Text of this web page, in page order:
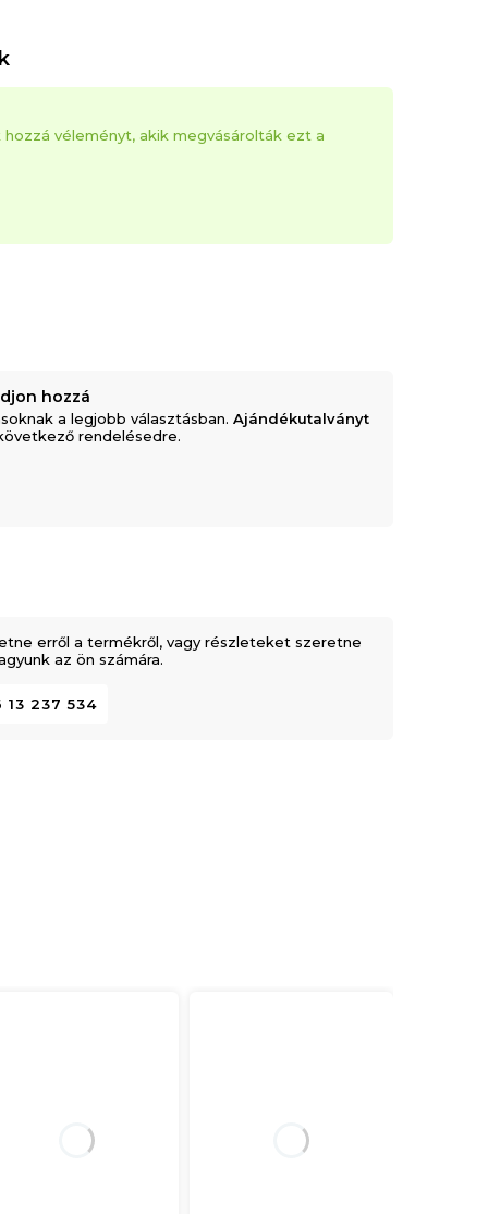
hozzá véleményt, akik megvásárolták ezt a
hozzá
a legjobb választásban.Ajándékutalványt
rendelésedre.
erről a termékről, vagy részleteket szeretne
az ön számára.
13 237 534